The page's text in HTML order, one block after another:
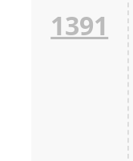
1391